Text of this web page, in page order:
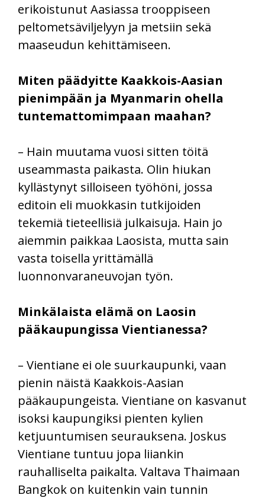
erikoistunut Aasiassa trooppiseen
peltometsäviljelyyn ja metsiin sekä
maaseudun kehittämiseen.
Miten päädyitte Kaakkois-Aasian
pienimpään ja Myanmarin ohella
tuntemattomimpaan maahan?
– Hain muutama vuosi sitten töitä
useammasta paikasta. Olin hiukan
kyllästynyt silloiseen työhöni, jossa
editoin eli muokkasin tutkijoiden
tekemiä tieteellisiä julkaisuja. Hain jo
aiemmin paikkaa Laosista, mutta sain
vasta toisella yrittämällä
luonnonvaraneuvojan työn.
Minkälaista elämä on Laosin
pääkaupungissa Vientianessa?
– Vientiane ei ole suurkaupunki, vaan
pienin näistä Kaakkois-Aasian
pääkaupungeista. Vientiane on kasvanut
isoksi kaupungiksi pienten kylien
ketjuuntumisen seurauksena. Joskus
Vientiane tuntuu jopa liiankin
rauhalliselta paikalta. Valtava Thaimaan
Bangkok on kuitenkin vain tunnin